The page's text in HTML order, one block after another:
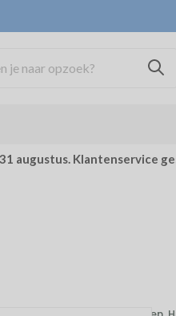
augustus. Klantenservice